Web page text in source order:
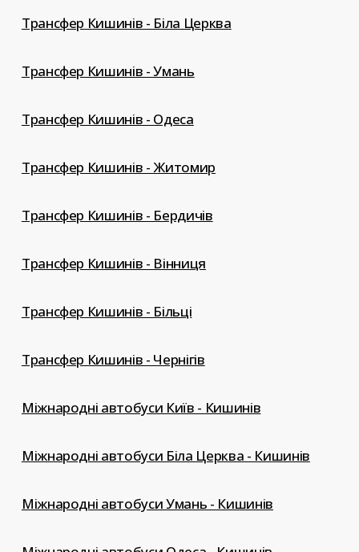
Трансфер Кишинів - Біла Церква
Трансфер Кишинів - Умань
Трансфер Кишинів - Одеса
Трансфер Кишинів - Житомир
Трансфер Кишинів - Бердичів
Трансфер Кишинів - Вінниця
Трансфер Кишинів - Більці
Трансфер Кишинів - Чернігів
Міжнародні автобуси Київ - Кишинів
Міжнародні автобуси Біла Церква - Кишинів
Міжнародні автобуси Умань - Кишинів